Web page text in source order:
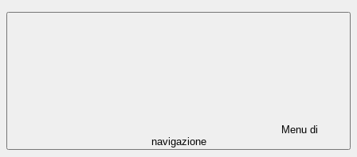
Menu di
navigazione